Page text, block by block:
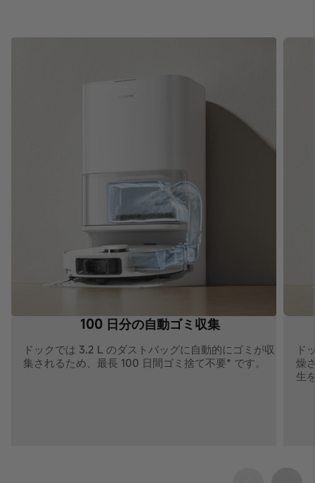
100 日分の自動ゴミ収集
ドックでは 3.2 L のダストバッグに自動的にゴミが収
集されるため、最長 100 日間ゴミ捨て不要* です。
ド
燥
生